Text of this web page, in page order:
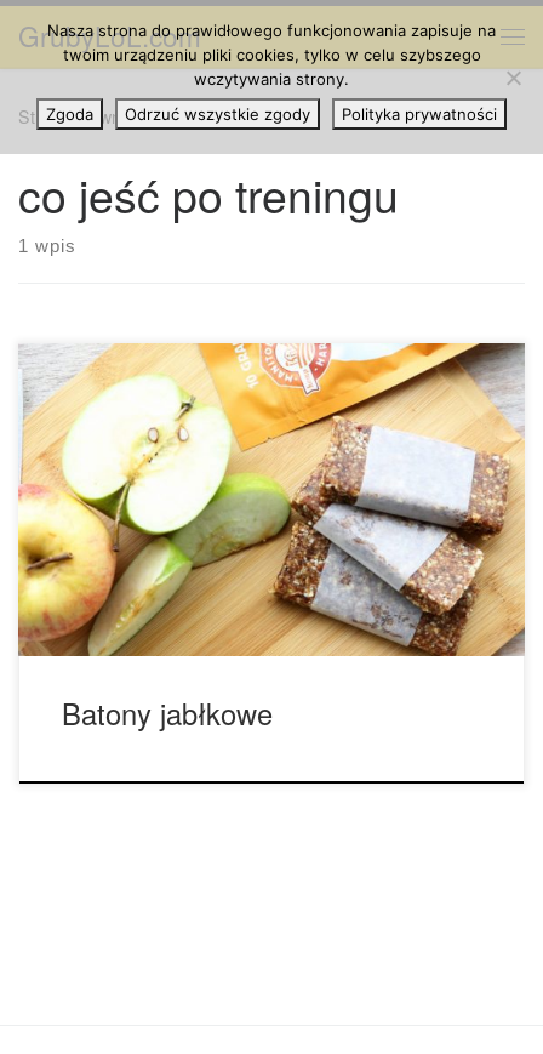
Przejdź do treści
GrubyLoL.com
Strona główna » co jeść po treningu
co jeść po treningu
1 wpis
Składniki na 8 – 10 porcji: 9 dużych daktyli Medjool 1/4
szklanki rodzynek 1 szklanka suszonych jabłek bez cukru 1
szklanka surowych migdałów bez soli 1/4 szklanki
łuskanych nasion konopi 1/4 szklanki surowych orzechów
włoskich 1/2 łyżeczki cynamonu 1/4 łyżeczki soli 1. Umieść
wszystkie składniki w malakserze w kolejności, w […]
Batony jabłkowe
Nasza strona do prawidłowego funkcjonowania zapisuje na
twoim urządzeniu pliki cookies, tylko w celu szybszego
wczytywania strony.
Zgoda
Odrzuć wszystkie zgody Polityka prywatności